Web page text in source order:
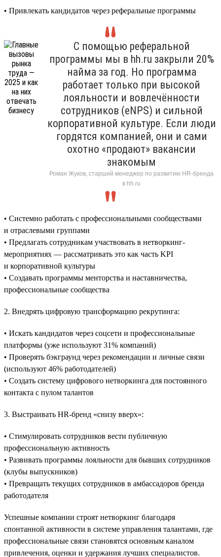
• Привлекать кандидатов через реферальные программы
С помощью реферальной
программы мы в hh.ru закрыли 20%
найма за год. Но программа
работает только при высокой
лояльности и вовлечённости
сотрудников (eNPS) и сильной
корпоративной культуре. Если люди
гордятся компанией, они и сами
охотно «продают» вакансии
знакомым
Роман Жуков, старший менеджер по развитию HR-бренда
в hh.ru
• Системно работать с профессиональными сообществами
и отраслевыми группами
• Предлагать сотрудникам участвовать в нетворкинг-
мероприятиях — рассматривать это как часть KPI
и корпоративной культуры
• Создавать программы менторства и наставничества,
профессиональные сообщества
2. Внедрять цифровую трансформацию рекрутинга:
• Искать кандидатов через соцсети и профессиональные
платформы (уже используют 31% компаний)
• Проверять бэкграунд через рекомендации и личные связи
(используют 46% работодателей)
• Создать систему цифрового нетворкинга для постоянного
контакта с пулом талантов
3. Выстраивать HR-бренд «снизу вверх»:
• Стимулировать сотрудников вести публичную
профессиональную активность
• Развивать программы лояльности для бывших сотрудников
(клубы выпускников)
• Превращать текущих сотрудников в амбассадоров бренда
работодателя
Успешные компании строят нетворкинг благодаря
спонтанной активности в системе управления талантами, где
профессиональные связи становятся основным каналом
привлечения, оценки и удержания лучших специалистов.